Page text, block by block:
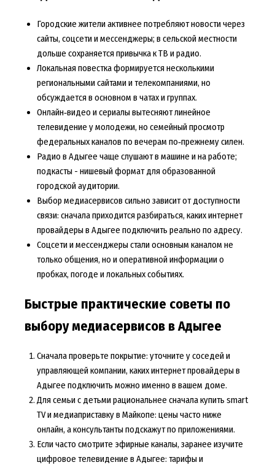
Городские жители активнее потребляют новости через
сайты, соцсети и мессенджеры; в сельской местности
дольше сохраняется привычка к ТВ и радио.
Локальная повестка формируется несколькими
региональными сайтами и телекомпаниями, но
обсуждается в основном в чатах и группах.
Онлайн‑видео и сериалы вытесняют линейное
телевидение у молодежи, но семейный просмотр
федеральных каналов по вечерам по‑прежнему силен.
Радио в Адыгее чаще слушают в машине и на работе;
подкасты - нишевый формат для образованной
городской аудитории.
Выбор медиасервисов сильно зависит от доступности
связи: сначала приходится разбираться, каких интернет
провайдеры в Адыгее подключить реально по адресу.
Соцсети и мессенджеры стали основным каналом не
только общения, но и оперативной информации о
пробках, погоде и локальных событиях.
Быстрые практические советы по
выбору медиасервисов в Адыгее
Сначала проверьте покрытие: уточните у соседей и
управляющей компании, каких интернет провайдеры в
Адыгее подключить можно именно в вашем доме.
Для семьи с детьми рациональнее сначала купить smart
TV и медиаприставку в Майкопе: цены часто ниже
онлайн, а консультанты подскажут по приложениями.
Если часто смотрите эфирные каналы, заранее изучите
цифровое телевидение в Адыгее: тарифы и